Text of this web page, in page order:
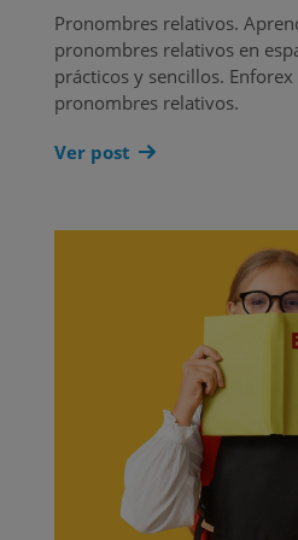
Pronombres relativos.
pronombres relativos en
prácticos y sencillos.
pronombres relativos.
Ver post